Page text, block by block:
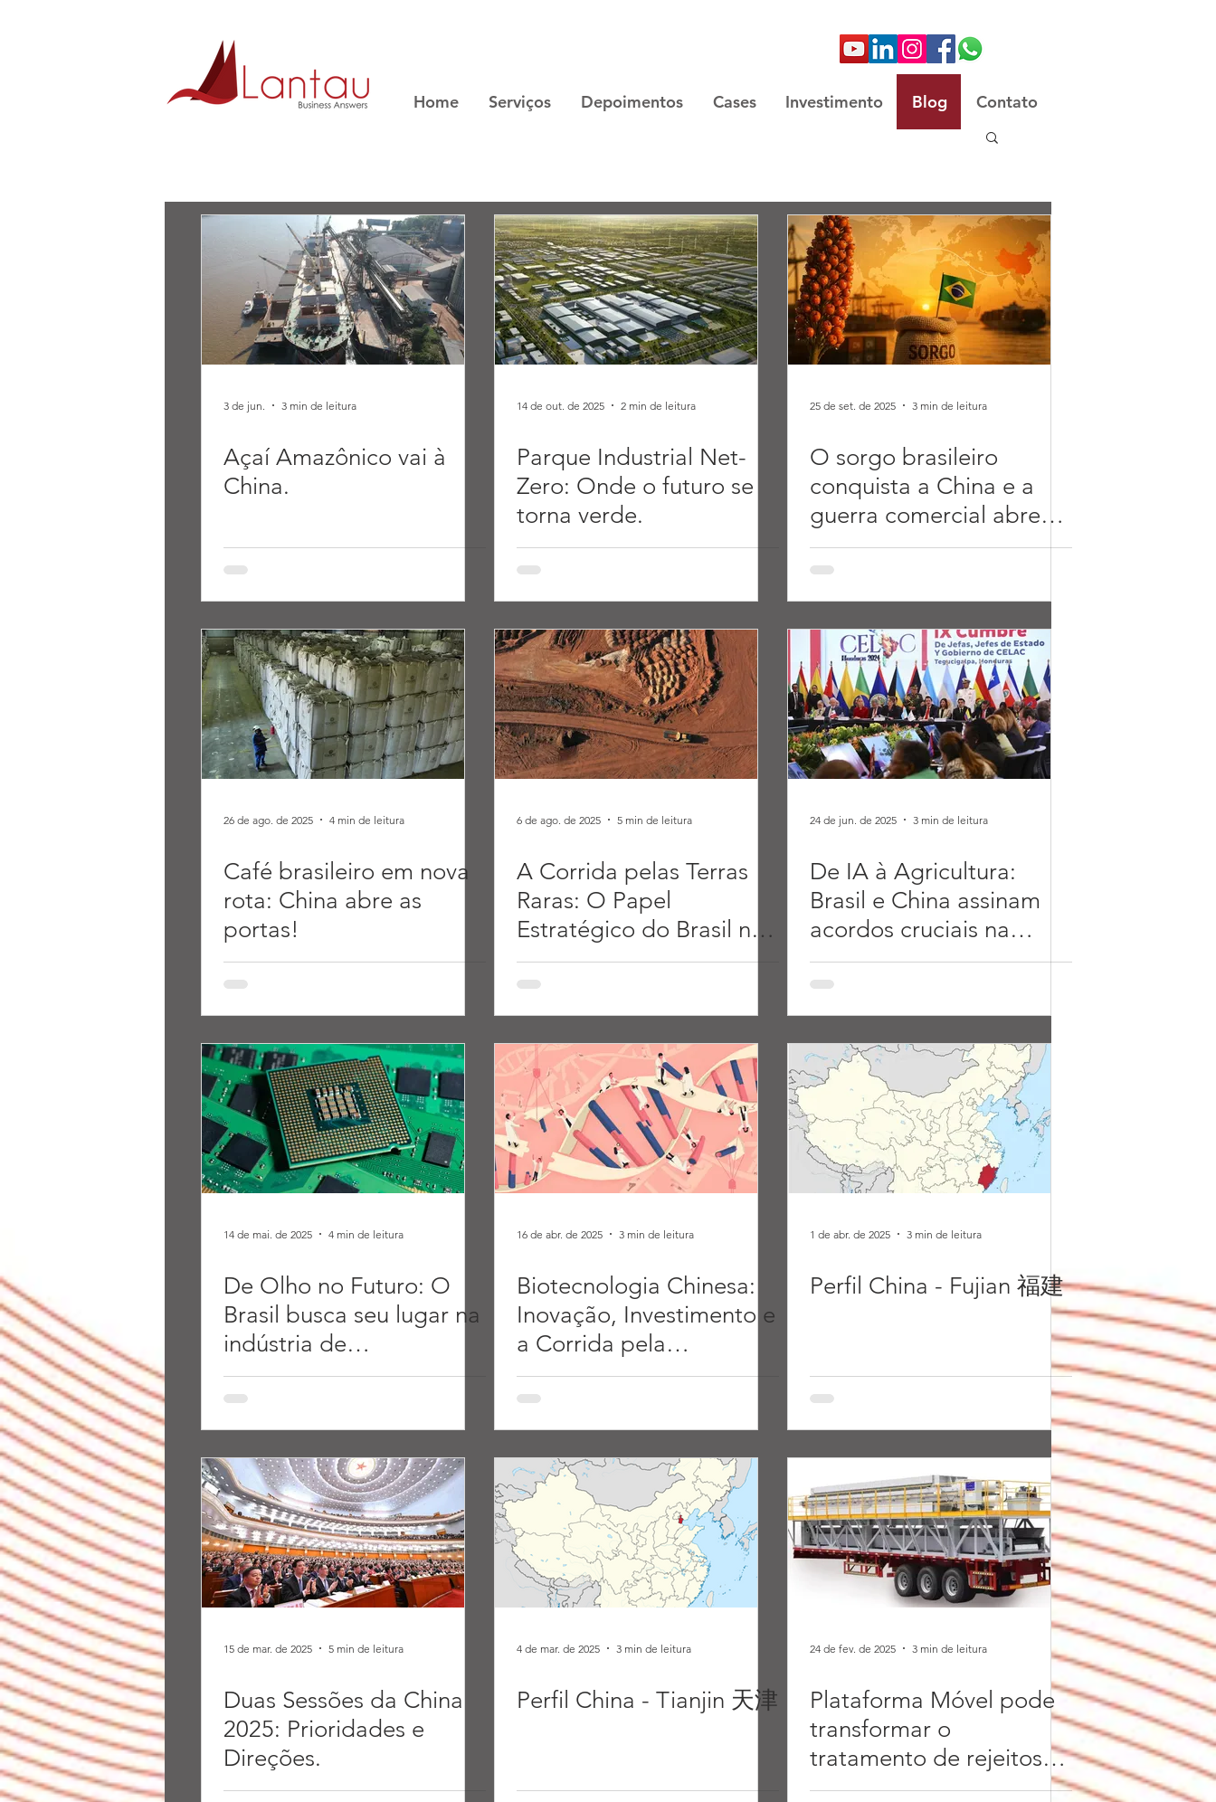
Home Serviços Depoimentos Cases Investimento Blog Contato
3 de jun. 3 min de leitura
Açaí Amazônico vai à
China.
14 de out. de 2025 2 min de leitura
Parque Industrial Net-
Zero: Onde o futuro se
torna verde.
25 de set. de 2025 3 min de leitura
O sorgo brasileiro
conquista a China e a
guerra comercial abre
novas portas.
26 de ago. de 2025 4 min de leitura
Café brasileiro em nova
rota: China abre as
portas!
6 de ago. de 2025 5 min de leitura
A Corrida pelas Terras
Raras: O Papel
Estratégico do Brasil na
Nova Ordem Mundial.
24 de jun. de 2025 3 min de leitura
De IA à Agricultura:
Brasil e China assinam
acordos cruciais na
CELAC.
14 de mai. de 2025 4 min de leitura
De Olho no Futuro: O
Brasil busca seu lugar na
indústria de
semicondutores e a
parceria com a China
16 de abr. de 2025 3 min de leitura
Biotecnologia Chinesa:
Inovação, Investimento e
a Corrida pela
Liderança.
1 de abr. de 2025 3 min de leitura
Perfil China - Fujian 福建
15 de mar. de 2025 5 min de leitura
Duas Sessões da China
2025: Prioridades e
Direções.
4 de mar. de 2025 3 min de leitura
Perfil China - Tianjin 天津
24 de fev. de 2025 3 min de leitura
Plataforma Móvel pode
transformar o
tratamento de rejeitos
no Brasil